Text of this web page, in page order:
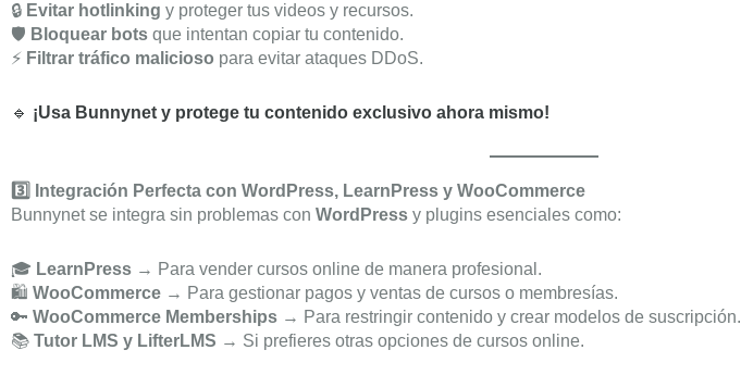
🔒 Evitar hotlinking y proteger tus videos y recursos.
🛡️ Bloquear bots que intentan copiar tu contenido.
⚡ Filtrar tráfico malicioso para evitar ataques DDoS.
🔹 ¡Usa Bunnynet y protege tu contenido exclusivo ahora mismo!
3️⃣ Integración Perfecta con WordPress, LearnPress y WooCommerce
Bunnynet se integra sin problemas con WordPress y plugins esenciales como:
🎓 LearnPress → Para vender cursos online de manera profesional.
🛍️ WooCommerce → Para gestionar pagos y ventas de cursos o membresías.
🔑 WooCommerce Memberships → Para restringir contenido y crear modelos de suscripción.
📚 Tutor LMS y LifterLMS → Si prefieres otras opciones de cursos online.